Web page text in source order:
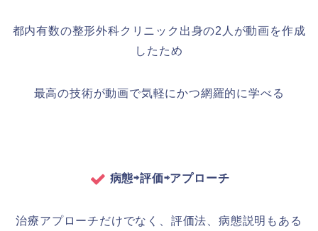
都内有数の整形外科クリニック出身の2人が動画を作成
したため
最高の技術が動画で気軽にかつ網羅的に学べる
病態⇨評価⇨アプローチ
治療アプローチだけでなく、評価法、病態説明もある